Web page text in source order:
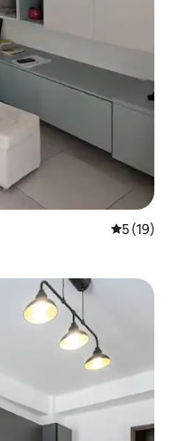
5 de uma
5 (19)